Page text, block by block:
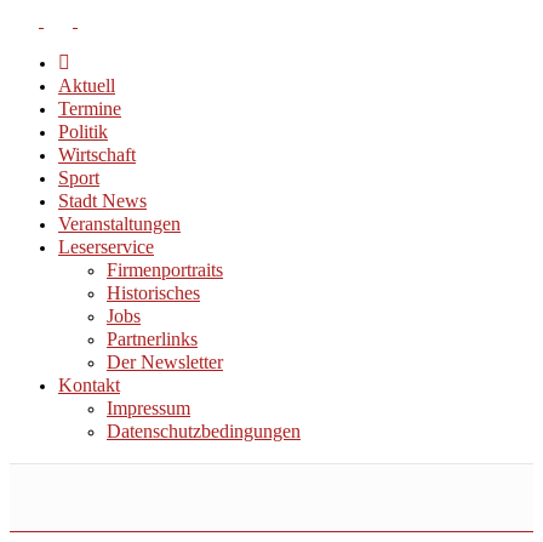
Aktuell
Termine
Politik
Wirtschaft
Sport
Stadt News
Veranstaltungen
Leserservice
Firmenportraits
Historisches
Jobs
Partnerlinks
Der Newsletter
Kontakt
Impressum
Datenschutzbedingungen